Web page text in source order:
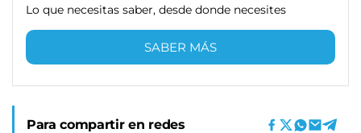
Lo que necesitas saber, desde donde necesites
SABER MÁS
Para compartir en redes